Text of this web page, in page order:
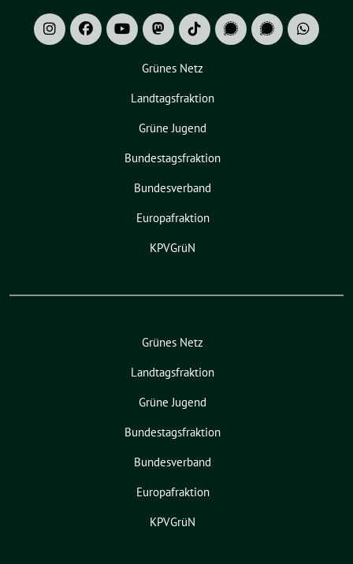
Grünes Netz
Landtagsfraktion
Grüne Jugend
Bundestagsfraktion
Bundesverband
Europafraktion
KPVGrüN
Grünes Netz
Landtagsfraktion
Grüne Jugend
Bundestagsfraktion
Bundesverband
Europafraktion
KPVGrüN